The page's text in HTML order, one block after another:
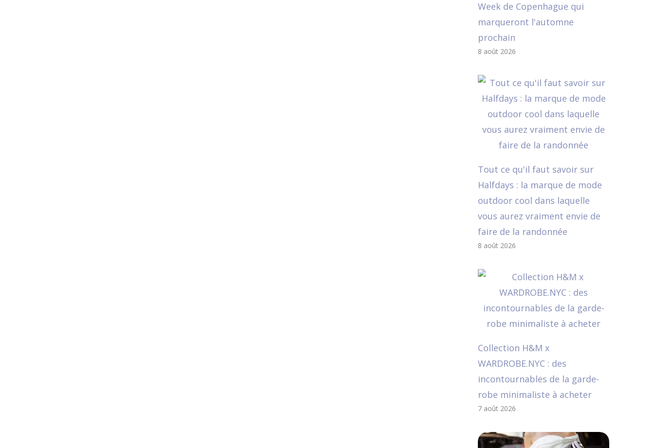
Week de Copenhague qui
marqueront l'automne
prochain
8 août 2026
Tout ce qu'il faut savoir sur
Halfdays : la marque de mode
outdoor cool dans laquelle
vous aurez vraiment envie de
faire de la randonnée
8 août 2026
Collection H&M x
WARDROBE.NYC : des
incontournables de la garde-
robe minimaliste à acheter
7 août 2026